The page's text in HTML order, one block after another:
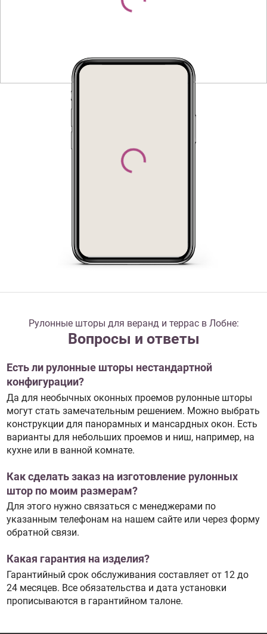
Рулонные шторы для веранд и террас в Лобне:
Вопросы и ответы
Есть ли рулонные шторы нестандартной
конфигурации?
Да для необычных оконных проемов рулонные шторы
могут стать замечательным решением. Можно выбрать
конструкции для панорамных и мансардных окон. Есть
варианты для небольших проемов и ниш, например, на
кухне или в ванной комнате.
Как сделать заказ на изготовление рулонных
штор по моим размерам?
Для этого нужно связаться с менеджерами по
указанным телефонам на нашем сайте или через форму
обратной связи.
Какая гарантия на изделия?
Гарантийный срок обслуживания составляет от 12 до
24 месяцев. Все обязательства и дата установки
прописываются в гарантийном талоне.